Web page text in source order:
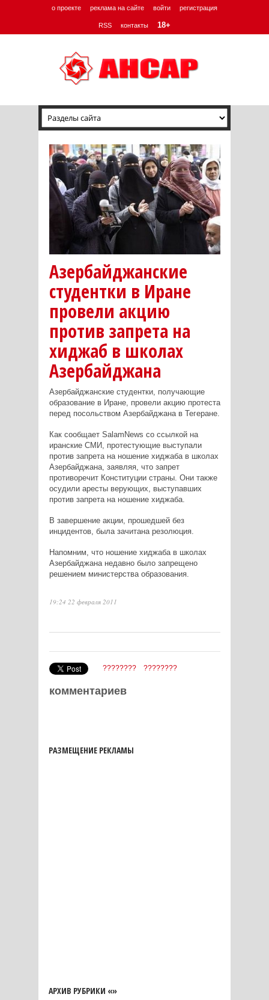
о проекте реклама на сайте войти регистрация
RSS контакты 18+
Азербайджанские
студентки в Иране
провели акцию
против запрета на
хиджаб в школах
Азербайджана
Азербайджанские студентки, получающие
образование в Иране, провели акцию протеста
перед посольством Азербайджана в Тегеране.
Как сообщает SalamNews со ссылкой на
иранские СМИ, протестующие выступали
против запрета на ношение хиджаба в школах
Азербайджана, заявляя, что запрет
противоречит Конституции страны. Они также
осудили аресты верующих, выступавших
против запрета на ношение хиджаба.
В завершение акции, прошедшей без
инцидентов, была зачитана резолюция.
Напомним, что ношение хиджаба в школах
Азербайджана недавно было запрещено
решением министерства образования.
19:24 22 февраля 2011
???????? ????????
комментариев
РАЗМЕЩЕНИЕ РЕКЛАМЫ
АРХИВ РУБРИКИ «»